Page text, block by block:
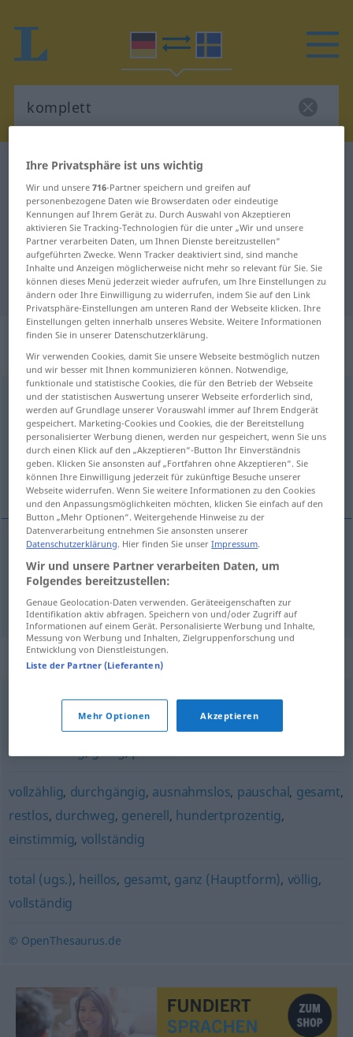
Deutsch-Schwedisch Wörterbuch
Deutsch-Schwedisch Übersetzung
für "komplett"
"komplett" Schwedisch
Übersetzung
„komplett“: Adjektiv,
Eigenschaftswort
komplettadj
Übersicht aller Übersetzungen
(Für mehr Details die Übersetzung anklicken/antippen)
komplett, fullständig
komplett komplett
fullständig komplett
Synonyme für "komplett"
rechtskräftig, gültig, perfekt
vollzählig, durchgängig, ausnahmslos, pauschal, gesamt,
restlos, durchweg, generell, hundertprozentig,
einstimmig, vollständig
total (ugs.), heillos, gesamt, ganz (Hauptform), völlig,
vollständig
© OpenThesaurus.de
Ihre Privatsphäre ist uns wichtig
Wir und unsere716-Partner speichern und greifen auf
personenbezogene Daten wie Browserdaten oder eindeutige
Kennungen auf Ihrem Gerät zu. Durch Auswahl von Akzeptieren
aktivieren Sie Tracking-Technologien für die unter „Wir und unsere
Partner verarbeiten Daten, um Ihnen Dienste bereitzustellen“
aufgeführten Zwecke. Wenn Tracker deaktiviert sind, sind manche
Inhalte und Anzeigen möglicherweise nicht mehr so relevant für Sie. Sie
können dieses Menü jederzeit wieder aufrufen, um Ihre Einstellungen zu
ändern oder Ihre Einwilligung zu widerrufen, indem Sie auf den Link
Privatsphäre-Einstellungen am unteren Rand der Webseite klicken. Ihre
Einstellungen gelten innerhalb unseres Website. Weitere Informationen
finden Sie in unserer Datenschutzerklärung.
Wir verwenden Cookies, damit Sie unsere Webseite bestmöglich nutzen
und wir besser mit Ihnen kommunizieren können. Notwendige,
funktionale und statistische Cookies, die für den Betrieb der Webseite
und der statistischen Auswertung unserer Webseite erforderlich sind,
werden auf Grundlage unserer Vorauswahl immer auf Ihrem Endgerät
gespeichert. Marketing-Cookies und Cookies, die der Bereitstellung
personalisierter Werbung dienen, werden nur gespeichert, wenn Sie uns
durch einen Klick auf den „Akzeptieren“-Button Ihr Einverständnis
geben. Klicken Sie ansonsten auf „Fortfahren ohne Akzeptieren“. Sie
können Ihre Einwilligung jederzeit für zukünftige Besuche unserer
Webseite widerrufen. Wenn Sie weitere Informationen zu den Cookies
und den Anpassungsmöglichkeiten möchten, klicken Sie einfach auf den
Button „Mehr Optionen“. Weitergehende Hinweise zu der
Datenverarbeitung entnehmen Sie ansonsten unserer
Datenschutzerklärung. Hier finden Sie unserImpressum.
Wir und unsere Partner verarbeiten Daten, um
Folgendes bereitzustellen:
Genaue Geolocation-Daten verwenden. Geräteeigenschaften zur
Identifikation aktiv abfragen. Speichern von und/oder Zugriff auf
Informationen auf einem Gerät. Personalisierte Werbung und Inhalte,
Messung von Werbung und Inhalten, Zielgruppenforschung und
Entwicklung von Dienstleistungen.
Liste der Partner (Lieferanten)
Mehr Optionen Akzeptieren